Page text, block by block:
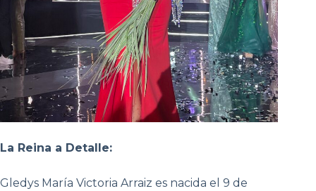
La Reina a Detalle:
Gledys María Victoria Arraiz es nacida el 9 de